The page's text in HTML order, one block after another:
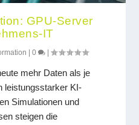
GPU-Server
IT
|0 |
mehr Daten als je
leistungsstarker KI-
Simulationen und
steigen die